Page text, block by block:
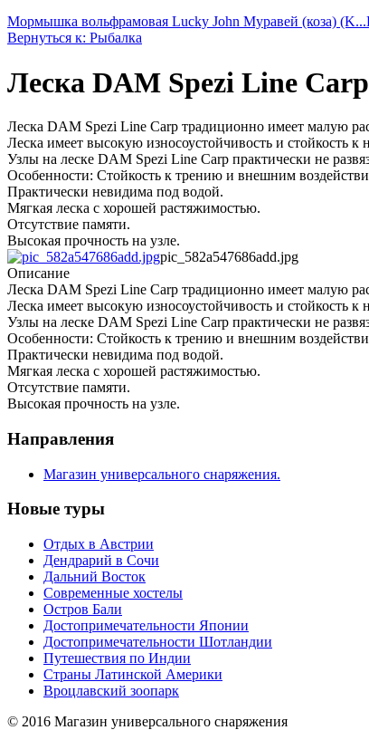
Мормышка вольфрамовая Lucky John Муравей (коза) (K...
Вернуться к: Рыбалка
Леска DAM Spezi Line
Леска DAM Spezi Line Carp традиционно имеет малую
Леска имеет высокую износоустойчивость и стойкость к
Узлы на леске DAM Spezi Line Carp практически не
Особенности: Стойкость к трению и внешним
Практически невидима под водой.
Мягкая леска с хорошей растяжимостью.
Отсутствие памяти.
Высокая прочность на узле.
pic_582a547686add.jpg
Описание
Леска DAM Spezi Line Carp традиционно имеет малую
Леска имеет высокую износоустойчивость и стойкость к
Узлы на леске DAM Spezi Line Carp практически не
Особенности: Стойкость к трению и внешним
Практически невидима под водой.
Мягкая леска с хорошей растяжимостью.
Отсутствие памяти.
Высокая прочность на узле.
Направления
Магазин универсального снаряжения.
Новые туры
Отдых в Австрии
Дендрарий в Сочи
Дальний Восток
Современные хостелы
Остров Бали
Достопримечательности Японии
Достопримечательности Шотландии
Путешествия по Индии
Страны Латинской Америки
Вроцлавский зоопарк
© 2016 Магазин универсального снаряжения